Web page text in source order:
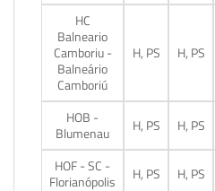
HC
Balneario
Camboriu -
Balneário
Camboriú
H, PS H, PS
HOB -
Blumenau
H, PS H, PS
HOF - SC -
Florianópolis
H, PS H, PS